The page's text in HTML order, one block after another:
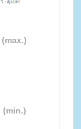
(min.)